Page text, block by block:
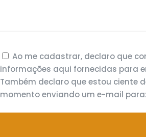
Ao me cadastrar, declaro que
informações aqui fornecidas para
Também declaro que estou ciente
momento enviando um e-mail